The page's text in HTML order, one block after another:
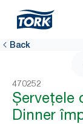
Back
470252
Șervețele
Dinner